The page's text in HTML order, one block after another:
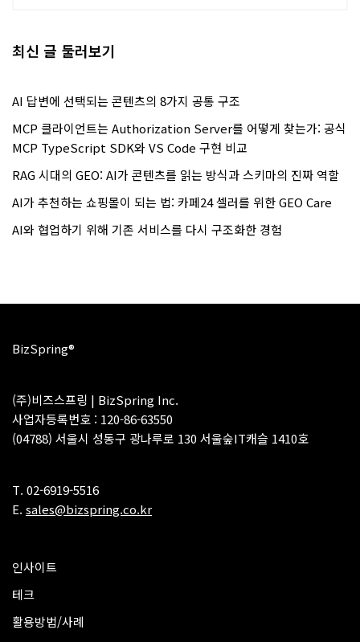
최신 글 둘러보기
AI 답변에 선택되는 콘텐츠의 8가지 공통 구조
MCP 클라이언트는 Authorization Server를 어떻게 찾는가: 공식
MCP TypeScript SDK와 VS Code 구현 비교
RAG 시대의 GEO: AI가 콘텐츠를 읽는 방식과 스키마의 진짜 역할
AI가 추천하는 쇼핑몰이 되는 법: 카페24 셀러를 위한 GEO Care
AI와 협업하기 위해 기존 서비스를 다시 구조화한 경험
BizSpring®
(주)비즈스프링 | BizSpring Inc.
사업자등록번호 : 120-86-63550
(04788) 서울시 성동구 광나루로 130 서울숲IT캐슬 1410호
T. 02-6919-5516
E. sales@bizspring.co.kr
인사이트
테크
활용방법/사례